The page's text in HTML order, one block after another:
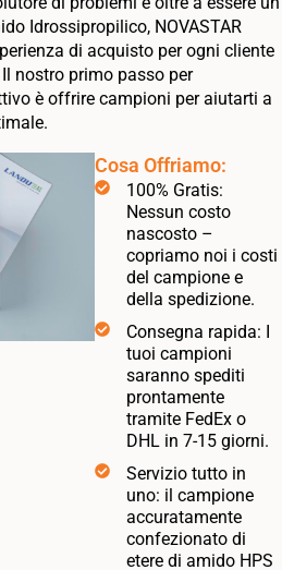
Idrossipropilico, NOVASTAR
di acquisto per ogni cliente
nostro primo passo per
è offrire campioni per aiutarti a
Cosa Offriamo:
100% Gratis:
Nessun costo
nascosto –
copriamo noi i costi
del campione e
della spedizione.
Consegna rapida: I
tuoi campioni
saranno spediti
prontamente
tramite FedEx o
DHL in 7-15 giorni.
Servizio tutto in
uno: il campione
accuratamente
confezionato di
etere di amido HPS